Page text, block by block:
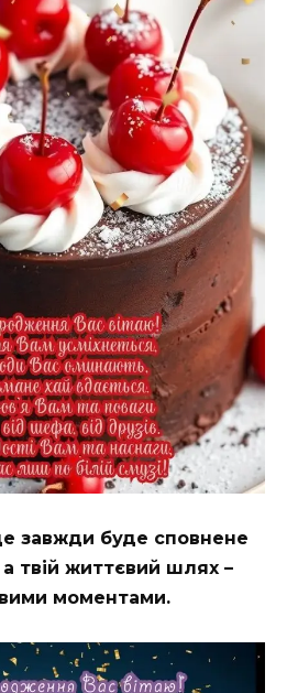
завжди буде сповнене
твій життєвий шлях –
моментами.